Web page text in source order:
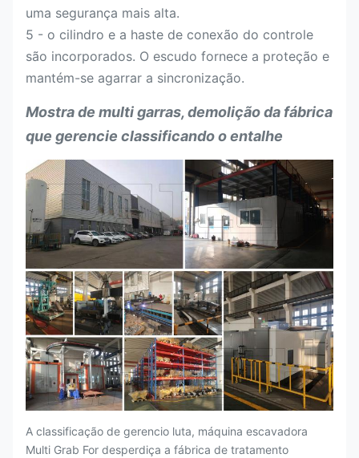
uma segurança mais alta.
5 - o cilindro e a haste de conexão do controle
são incorporados. O escudo fornece a proteção e
mantém-se agarrar a sincronização.
Mostra de multi garras, demolição da fábrica
que gerencie classificando o entalhe
A classificação de gerencio luta, máquina escavadora
Multi Grab For desperdiça a fábrica de tratamento